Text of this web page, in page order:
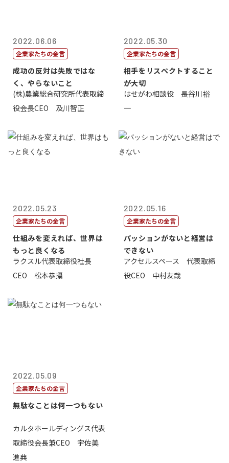
2022.06.06
企業家たちの金言
成功の反対は失敗ではな
く、やらないこと
(株)農業総合研究所代表取締
役会長CEO 及川智正
2022.05.30
企業家たちの金言
相手をリスペクトすること
が大切
はせがわ相談役 長谷川裕
一
2022.05.23
企業家たちの金言
仕組みを変えれば、世界は
もっと良くなる
ラクスル代表取締役社長
CEO 松本恭攝
2022.05.16
企業家たちの金言
パッションがないと経営は
できない
アクセルスペース 代表取締
役CEO 中村友哉
2022.05.09
企業家たちの金言
無駄なことは何一つもない
カルタホールディングス代表
取締役会長兼CEO 宇佐美
進典